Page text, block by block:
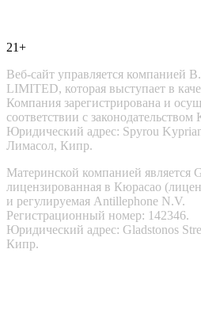
21+
Веб-сайт управляется компанией
LIMITED, которая выступает в
Компания зарегистрирована и
соответствии с законодательством
Юридический адрес: Spyrou
Лимасол, Кипр.
Материнской компанией является
лицензированная в Кюрасао
и регулируемая Antillephone N.V.
Регистрационный номер: 142346.
Юридический адрес: Gladstonos
Кипр.